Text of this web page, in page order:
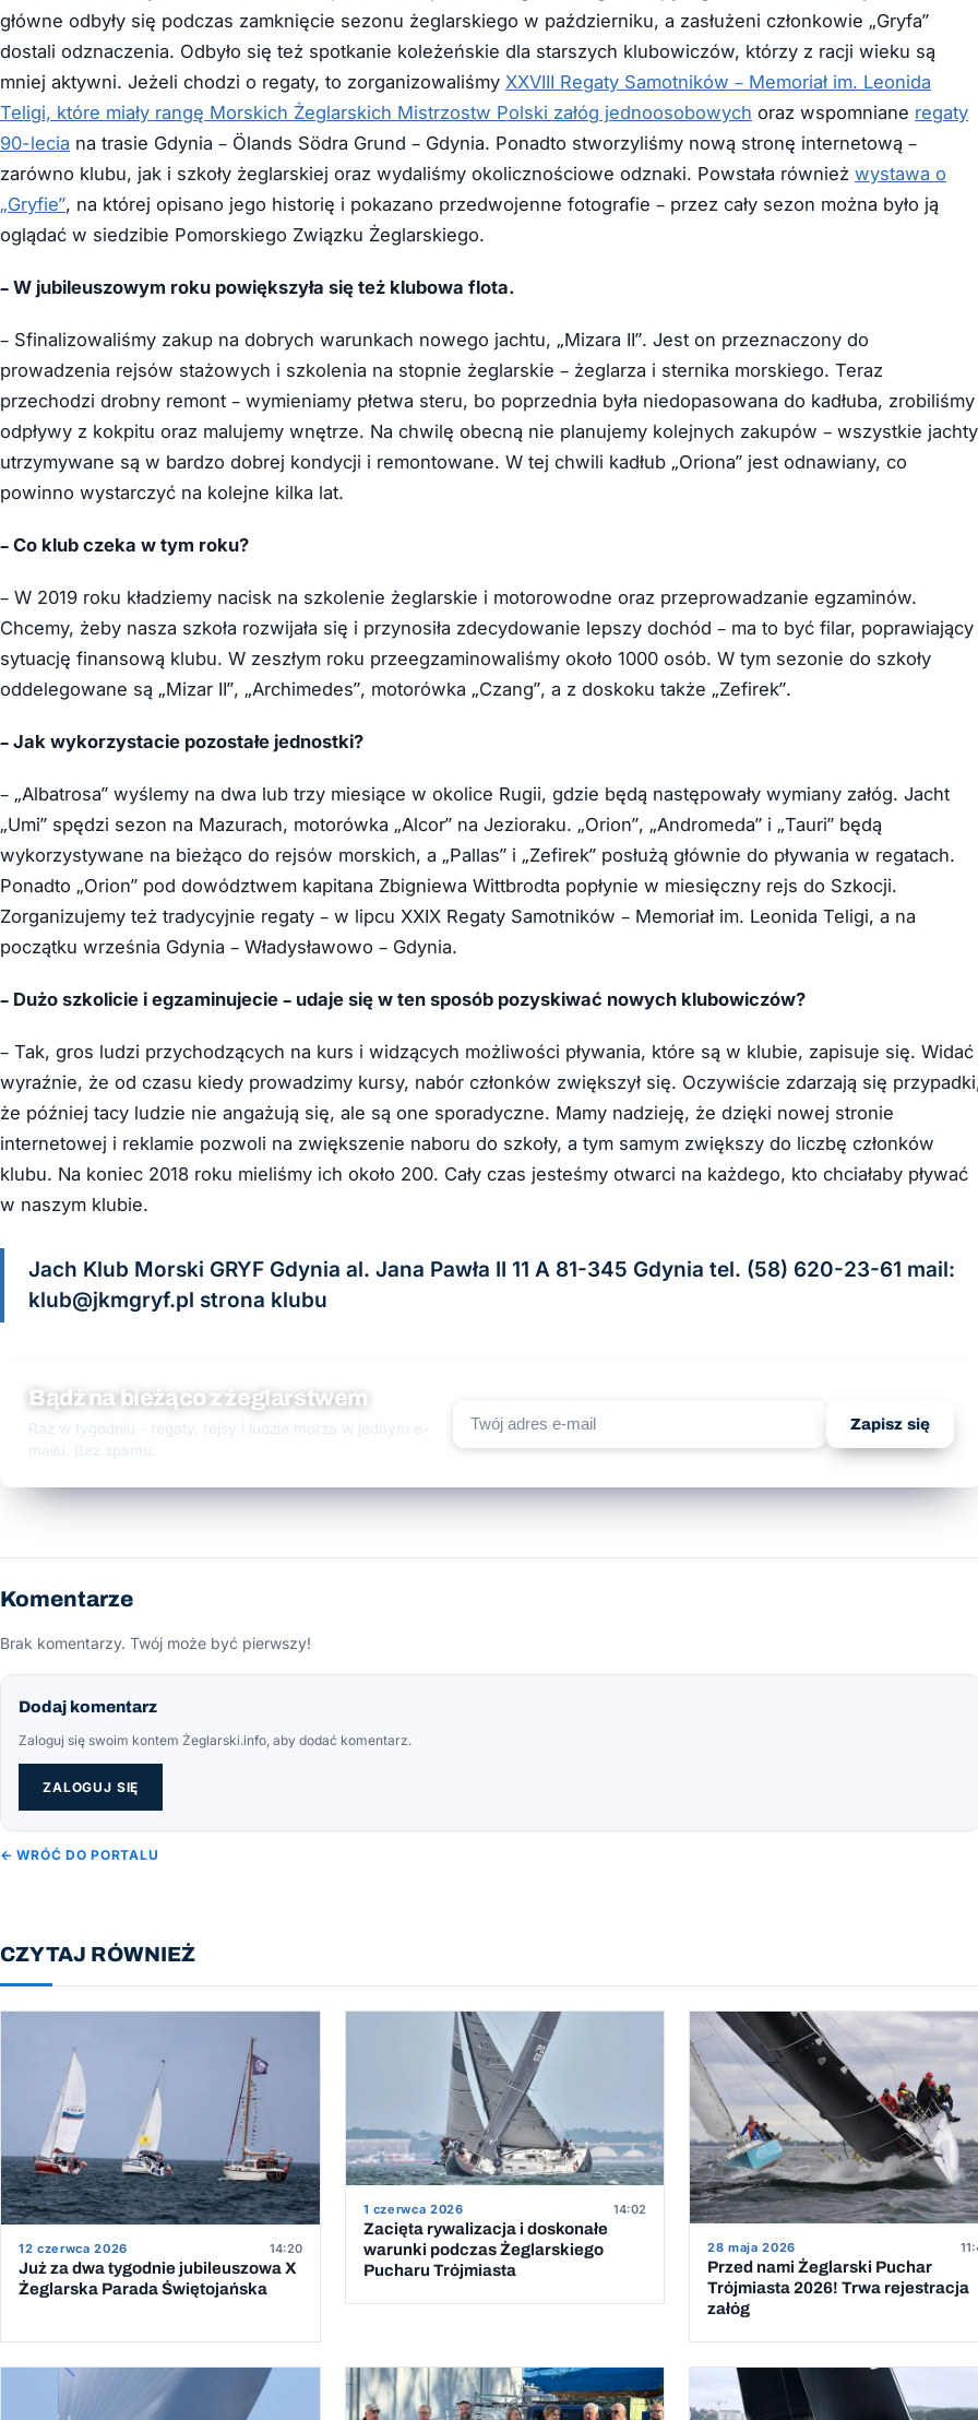
główne odbyły się podczas zamknięcie sezonu żeglarskiego w październiku, a zasłużeni członkowie „Gryfa”
dostali odznaczenia. Odbyło się też spotkanie koleżeńskie dla starszych klubowiczów, którzy z racji wieku są
mniej aktywni. Jeżeli chodzi o regaty, to zorganizowaliśmy XXVIII Regaty Samotników – Memoriał im. Leonida
Teligi, które miały rangę Morskich Żeglarskich Mistrzostw Polski załóg jednoosobowych oraz wspomniane regaty
90-lecia na trasie Gdynia – Ölands Södra Grund – Gdynia. Ponadto stworzyliśmy nową stronę internetową –
zarówno klubu, jak i szkoły żeglarskiej oraz wydaliśmy okolicznościowe odznaki. Powstała również wystawa o
„Gryfie”, na której opisano jego historię i pokazano przedwojenne fotografie – przez cały sezon można było ją
oglądać w siedzibie Pomorskiego Związku Żeglarskiego.
– W jubileuszowym roku powiększyła się też klubowa flota.
– Sfinalizowaliśmy zakup na dobrych warunkach nowego jachtu, „Mizara II”. Jest on przeznaczony do
prowadzenia rejsów stażowych i szkolenia na stopnie żeglarskie – żeglarza i sternika morskiego. Teraz
przechodzi drobny remont – wymieniamy płetwa steru, bo poprzednia była niedopasowana do kadłuba, zrobiliśmy
odpływy z kokpitu oraz malujemy wnętrze. Na chwilę obecną nie planujemy kolejnych zakupów – wszystkie jachty
utrzymywane są w bardzo dobrej kondycji i remontowane. W tej chwili kadłub „Oriona” jest odnawiany, co
powinno wystarczyć na kolejne kilka lat.
– Co klub czeka w tym roku?
– W 2019 roku kładziemy nacisk na szkolenie żeglarskie i motorowodne oraz przeprowadzanie egzaminów.
Chcemy, żeby nasza szkoła rozwijała się i przynosiła zdecydowanie lepszy dochód – ma to być filar, poprawiający
sytuację finansową klubu. W zeszłym roku przeegzaminowaliśmy około 1000 osób. W tym sezonie do szkoły
oddelegowane są „Mizar II”, „Archimedes”, motorówka „Czang”, a z doskoku także „Zefirek”.
– Jak wykorzystacie pozostałe jednostki?
– „Albatrosa” wyślemy na dwa lub trzy miesiące w okolice Rugii, gdzie będą następowały wymiany załóg. Jacht
„Umi” spędzi sezon na Mazurach, motorówka „Alcor” na Jezioraku. „Orion”, „Andromeda” i „Tauri” będą
wykorzystywane na bieżąco do rejsów morskich, a „Pallas” i „Zefirek” posłużą głównie do pływania w regatach.
Ponadto „Orion” pod dowództwem kapitana Zbigniewa Wittbrodta popłynie w miesięczny rejs do Szkocji.
Zorganizujemy też tradycyjnie regaty – w lipcu XXIX Regaty Samotników – Memoriał im. Leonida Teligi, a na
początku września Gdynia – Władysławowo – Gdynia.
– Dużo szkolicie i egzaminujecie – udaje się w ten sposób pozyskiwać nowych klubowiczów?
– Tak, gros ludzi przychodzących na kurs i widzących możliwości pływania, które są w klubie, zapisuje się. Widać
wyraźnie, że od czasu kiedy prowadzimy kursy, nabór członków zwiększył się. Oczywiście zdarzają się
że później tacy ludzie nie angażują się, ale są one sporadyczne. Mamy nadzieję, że dzięki nowej stronie
internetowej i reklamie pozwoli na zwiększenie naboru do szkoły, a tym samym zwiększy do liczbę członków
klubu. Na koniec 2018 roku mieliśmy ich około 200. Cały czas jesteśmy otwarci na każdego, kto chciałaby pływać
w naszym klubie.
Jach Klub Morski GRYF Gdynia al. Jana Pawła II 11 A 81-345 Gdynia tel. (58) 620-23-61 mail:
klub@jkmgryf.pl strona klubu
Bądź na bieżąco z żeglarstwem
Raz w tygodniu - regaty, rejsy i ludzie morza w jednym e-
mailu. Bez spamu.
Zapisz się
Komentarze
Brak komentarzy. Twój może być pierwszy!
Dodaj komentarz
Zaloguj się swoim kontem Żeglarski.info, aby dodać komentarz.
ZALOGUJ SIĘ
← WRÓĆ DO PORTALU
CZYTAJ RÓWNIEŻ
12 czerwca 2026 14:20
Już za dwa tygodnie jubileuszowa X
Żeglarska Parada Świętojańska
1 czerwca 2026 14:02
Zacięta rywalizacja i doskonałe
warunki podczas Żeglarskiego
Pucharu Trójmiasta
28 maja 2026
Przed nami Żeglarski Puchar
Trójmiasta 2026! Trwa rejestracja
załóg